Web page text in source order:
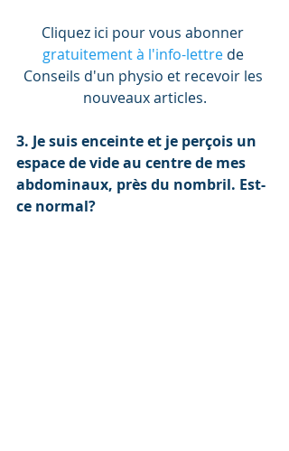
Cliquez ici pour vous abonner
gratuitement à l'info-lettre de
Conseils d'un physio et recevoir les
nouveaux articles.
3. Je suis enceinte et je perçois un
espace de vide au centre de mes
abdominaux, près du nombril. Est-
ce normal?